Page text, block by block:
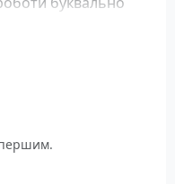
на карті,
розміщення
першим.